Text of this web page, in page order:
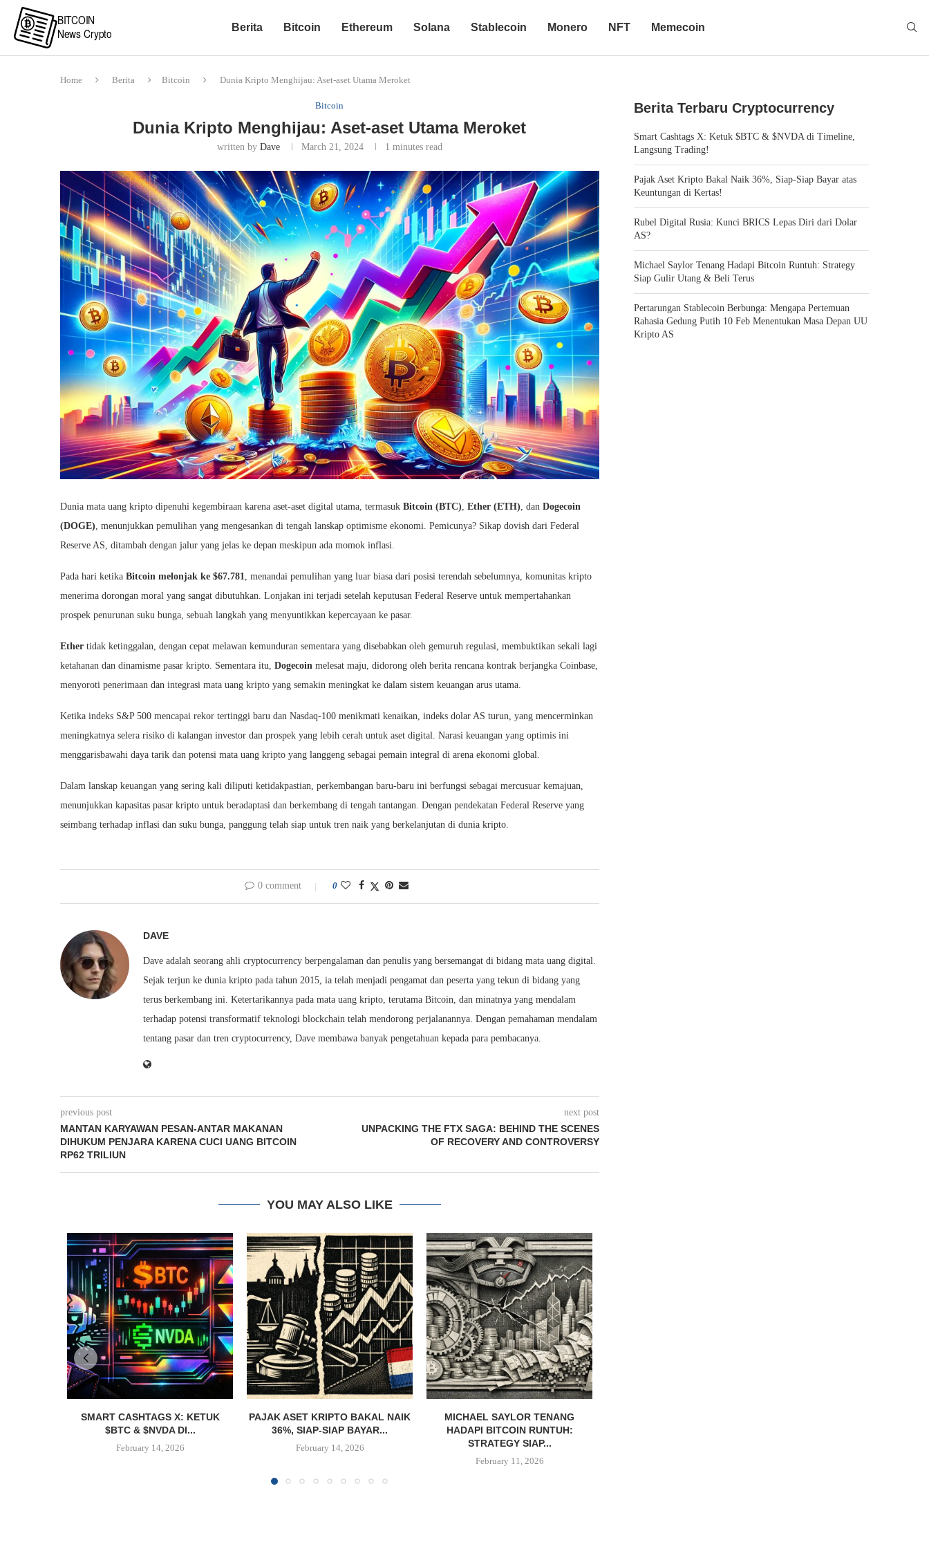
Berita Bitcoin Ethereum Solana Stablecoin Monero NFT Memecoin
Home Berita Bitcoin Dunia Kripto Menghijau: Aset-aset Utama Meroket
Bitcoin
Dunia Kripto Menghijau: Aset-aset Utama Meroket
written by Dave March 21, 2024 1 minutes read
Dunia mata uang kripto dipenuhi kegembiraan karena aset-aset digital utama, termasuk Bitcoin (BTC) Ether (ETH) , dan Dogecoin
(DOGE) , menunjukkan pemulihan yang mengesankan di tengah lanskap optimisme ekonomi. Pemicunya? Sikap dovish dari Federal
Reserve AS, ditambah dengan jalur yang jelas ke depan meskipun ada momok inflasi.
Pada hari ketika Bitcoin melonjak ke $67.781
, menandai pemulihan yang luar biasa dari posisi terendah sebelumnya, komunitas kripto
menerima dorongan moral yang sangat dibutuhkan. Lonjakan ini terjadi setelah keputusan Federal Reserve untuk mempertahankan
prospek penurunan suku bunga, sebuah langkah yang menyuntikkan kepercayaan ke pasar.
Ether tidak ketinggalan, dengan cepat melawan kemunduran sementara yang disebabkan oleh gemuruh regulasi, membuktikan sekali lagi
ketahanan dan dinamisme pasar kripto. Sementara itu, Dogecoin melesat maju, didorong oleh berita rencana kontrak berjangka Coinbase,
menyoroti penerimaan dan integrasi mata uang kripto yang semakin meningkat ke dalam sistem keuangan arus utama.
Ketika indeks S&P 500 mencapai rekor tertinggi baru dan Nasdaq-100 menikmati kenaikan, indeks dolar AS turun, yang mencerminkan
meningkatnya selera risiko di kalangan investor dan prospek yang lebih cerah untuk aset digital. Narasi keuangan yang optimis ini
menggarisbawahi daya tarik dan potensi mata uang kripto yang langgeng sebagai pemain integral di arena ekonomi global.
Dalam lanskap keuangan yang sering kali diliputi ketidakpastian, perkembangan baru-baru ini berfungsi sebagai mercusuar kemajuan,
menunjukkan kapasitas pasar kripto untuk beradaptasi dan berkembang di tengah tantangan. Dengan pendekatan Federal Reserve yang
seimbang terhadap inflasi dan suku bunga, panggung telah siap untuk tren naik yang berkelanjutan di dunia kripto.
0 comment 0
DAVE
Dave adalah seorang ahli cryptocurrency berpengalaman dan penulis yang bersemangat di bidang mata uang digital.
Sejak terjun ke dunia kripto pada tahun 2015, ia telah menjadi pengamat dan peserta yang tekun di bidang yang
terus berkembang ini. Ketertarikannya pada mata uang kripto, terutama Bitcoin, dan minatnya yang mendalam
terhadap potensi transformatif teknologi blockchain telah mendorong perjalanannya. Dengan pemahaman mendalam
tentang pasar dan tren cryptocurrency, Dave membawa banyak pengetahuan kepada para pembacanya.
previous post
MANTAN KARYAWAN PESAN-ANTAR MAKANAN
DIHUKUM PENJARA KARENA CUCI UANG BITCOIN
RP62 TRILIUN
next post
UNPACKING THE FTX SAGA: BEHIND THE SCENES
OF RECOVERY AND CONTROVERSY
YOU MAY ALSO LIKE
SMART CASHTAGS X: KETUK
$BTC & $NVDA DI...
February 14, 2026
PAJAK ASET KRIPTO BAKAL NAIK
36%, SIAP-SIAP BAYAR...
February 14, 2026
MICHAEL SAYLOR TENANG
HADAPI BITCOIN RUNTUH:
STRATEGY SIAP...
February 11, 2026
Berita Terbaru Cryptocurrency
Smart Cashtags X: Ketuk $BTC & $NVDA di Timeline,
Langsung Trading!
Pajak Aset Kripto Bakal Naik 36%, Siap-Siap Bayar atas
Keuntungan di Kertas!
Rubel Digital Rusia: Kunci BRICS Lepas Diri dari Dolar
AS?
Michael Saylor Tenang Hadapi Bitcoin Runtuh: Strategy
Siap Gulir Utang & Beli Terus
Pertarungan Stablecoin Berbunga: Mengapa Pertemuan
Rahasia Gedung Putih 10 Feb Menentukan Masa Depan UU
Kripto AS